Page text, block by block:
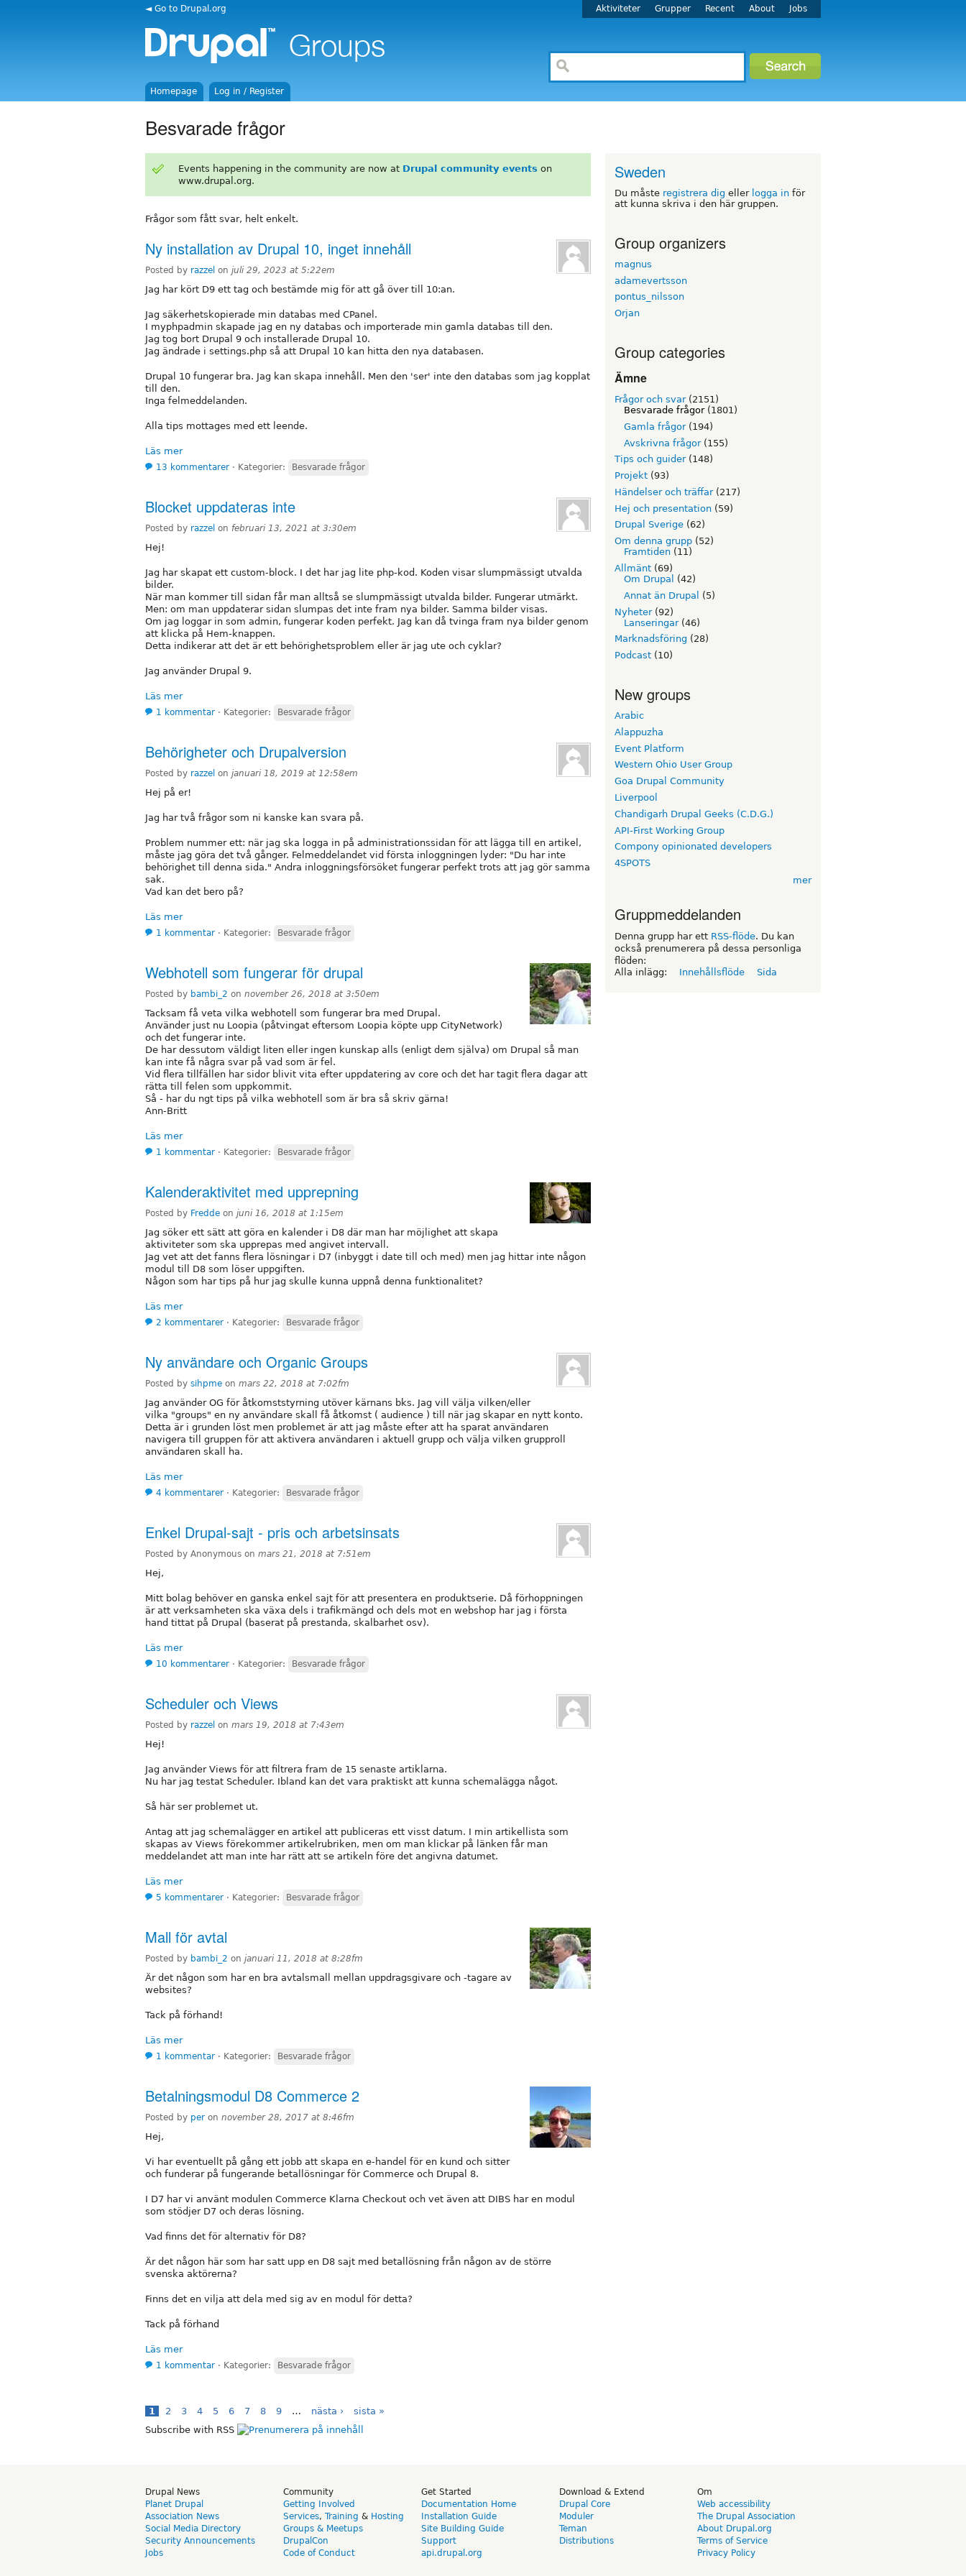
◄ Go to Drupal.org Aktiviteter Grupper Recent About Jobs
Homepage Log in / Register
Besvarade frågor
Events happening in the community are now at Drupal community events on
www.drupal.org.
Frågor som fått svar, helt enkelt.
Ny installation av Drupal 10, inget innehåll
Posted by razzel on juli 29, 2023 at 5:22em
Jag har kört D9 ett tag och bestämde mig för att gå över till 10:an.
Jag säkerhetskopierade min databas med CPanel.
I myphpadmin skapade jag en ny databas och importerade min gamla databas till den.
Jag tog bort Drupal 9 och installerade Drupal 10.
Jag ändrade i settings.php så att Drupal 10 kan hitta den nya databasen.
Drupal 10 fungerar bra. Jag kan skapa innehåll. Men den 'ser' inte den databas som jag kopplat
till den.
Inga felmeddelanden.
Alla tips mottages med ett leende.
Läs mer
13 kommentarer ⋅ Kategorier: Besvarade frågor
Blocket uppdateras inte
Posted by razzel on februari 13, 2021 at 3:30em
Hej!
Jag har skapat ett custom-block. I det har jag lite php-kod. Koden visar slumpmässigt utvalda
bilder.
När man kommer till sidan får man alltså se slumpmässigt utvalda bilder. Fungerar utmärkt.
Men: om man uppdaterar sidan slumpas det inte fram nya bilder. Samma bilder visas.
Om jag loggar in som admin, fungerar koden perfekt. Jag kan då tvinga fram nya bilder genom
att klicka på Hem-knappen.
Detta indikerar att det är ett behörighetsproblem eller är jag ute och cyklar?
Jag använder Drupal 9.
Läs mer
1 kommentar ⋅ Kategorier: Besvarade frågor
Behörigheter och Drupalversion
Posted by razzel on januari 18, 2019 at 12:58em
Hej på er!
Jag har två frågor som ni kanske kan svara på.
Problem nummer ett: när jag ska logga in på administrationssidan för att lägga till en artikel,
måste jag göra det två gånger. Felmeddelandet vid första inloggningen lyder: "Du har inte
behörighet till denna sida." Andra inloggningsförsöket fungerar perfekt trots att jag gör samma
sak.
Vad kan det bero på?
Läs mer
1 kommentar ⋅ Kategorier: Besvarade frågor
Webhotell som fungerar för drupal
Posted by bambi_2 on november 26, 2018 at 3:50em
Tacksam få veta vilka webhotell som fungerar bra med Drupal.
Använder just nu Loopia (påtvingat eftersom Loopia köpte upp CityNetwork)
och det fungerar inte.
De har dessutom väldigt liten eller ingen kunskap alls (enligt dem själva) om Drupal så man
kan inte få några svar på vad som är fel.
Vid flera tillfällen har sidor blivit vita efter uppdatering av core och det har tagit flera dagar att
rätta till felen som uppkommit.
Så - har du ngt tips på vilka webhotell som är bra så skriv gärna!
Ann-Britt
Läs mer
1 kommentar ⋅ Kategorier: Besvarade frågor
Kalenderaktivitet med upprepning
Posted by Fredde on juni 16, 2018 at 1:15em
Jag söker ett sätt att göra en kalender i D8 där man har möjlighet att skapa
aktiviteter som ska upprepas med angivet intervall.
Jag vet att det fanns flera lösningar i D7 (inbyggt i date till och med) men jag hittar inte någon
modul till D8 som löser uppgiften.
Någon som har tips på hur jag skulle kunna uppnå denna funktionalitet?
Läs mer
2 kommentarer ⋅ Kategorier: Besvarade frågor
Ny användare och Organic Groups
Posted by sihpme on mars 22, 2018 at 7:02fm
Jag använder OG för åtkomststyrning utöver kärnans bks. Jag vill välja vilken/eller
vilka "groups" en ny användare skall få åtkomst ( audience ) till när jag skapar en nytt konto.
Detta är i grunden löst men problemet är att jag måste efter att ha sparat användaren
navigera till gruppen för att aktivera användaren i aktuell grupp och välja vilken grupproll
användaren skall ha.
Läs mer
4 kommentarer ⋅ Kategorier: Besvarade frågor
Enkel Drupal-sajt - pris och arbetsinsats
Posted by Anonymous on mars 21, 2018 at 7:51em
Hej,
Mitt bolag behöver en ganska enkel sajt för att presentera en produktserie. Då förhoppningen
är att verksamheten ska växa dels i trafikmängd och dels mot en webshop har jag i första
hand tittat på Drupal (baserat på prestanda, skalbarhet osv).
Läs mer
10 kommentarer ⋅ Kategorier: Besvarade frågor
Scheduler och Views
Posted by razzel on mars 19, 2018 at 7:43em
Hej!
Jag använder Views för att filtrera fram de 15 senaste artiklarna.
Nu har jag testat Scheduler. Ibland kan det vara praktiskt att kunna schemalägga något.
Så här ser problemet ut.
Antag att jag schemalägger en artikel att publiceras ett visst datum. I min artikellista som
skapas av Views förekommer artikelrubriken, men om man klickar på länken får man
meddelandet att man inte har rätt att se artikeln före det angivna datumet.
Läs mer
5 kommentarer ⋅ Kategorier: Besvarade frågor
Mall för avtal
Posted by bambi_2 on januari 11, 2018 at 8:28fm
Är det någon som har en bra avtalsmall mellan uppdragsgivare och -tagare av
websites?
Tack på förhand!
Läs mer
1 kommentar ⋅ Kategorier: Besvarade frågor
Betalningsmodul D8 Commerce 2
Posted by per on november 28, 2017 at 8:46fm
Hej,
Vi har eventuellt på gång ett jobb att skapa en e-handel för en kund och sitter
och funderar på fungerande betallösningar för Commerce och Drupal 8.
I D7 har vi använt modulen Commerce Klarna Checkout och vet även att DIBS har en modul
som stödjer D7 och deras lösning.
Vad finns det för alternativ för D8?
Är det någon här som har satt upp en D8 sajt med betallösning från någon av de större
svenska aktörerna?
Finns det en vilja att dela med sig av en modul för detta?
Tack på förhand
Läs mer
1 kommentar ⋅ Kategorier: Besvarade frågor
1 2 3 4 5 6 7 8 9 … nästa ›
sista »
Subscribe with RSS
Sweden
Du måste registrera dig eller logga in för
att kunna skriva i den här gruppen.
Group organizers
magnus
adamevertsson
pontus_nilsson
Orjan
Group categories
Ämne
Frågor och svar(2151)
Besvarade frågor(1801)
Gamla frågor(194)
Avskrivna frågor(155)
Tips och guider(148)
Projekt (93)
Händelser och träffar(217)
Hej och presentation (59)
Drupal Sverige (62)
Om denna grupp (52)
Framtiden (11)
Allmänt (69)
Om Drupal
(42)
Annat än Drupal
(5)
Nyheter(92)
Lanseringar(46)
Marknadsföring (28)
Podcast (10)
New groups
Arabic
Alappuzha
Event Platform
Western Ohio User Group
Goa Drupal Community
Liverpool
Chandigarh Drupal Geeks (C.D.G.)
API-First Working Group
Compony opinionated developers
4SPOTS
mer
Gruppmeddelanden
Denna grupp har ett RSS-flöde. Du kan
också prenumerera på dessa personliga
flöden:
Alla inlägg:
Innehållsflöde Sida
Drupal News
Planet Drupal
Association News
Social Media Directory
Security Announcements
Jobs
Community
Getting Involved
Services, Training & Hosting
Groups & Meetups
DrupalCon
Code of Conduct
Get Started
Documentation Home
Installation Guide
Site Building Guide
Support
api.drupal.org
Download & Extend
Drupal Core
Moduler
Teman
Distributions
Om
Web accessibility
The Drupal Association
About Drupal.org
Terms of Service
Privacy Policy